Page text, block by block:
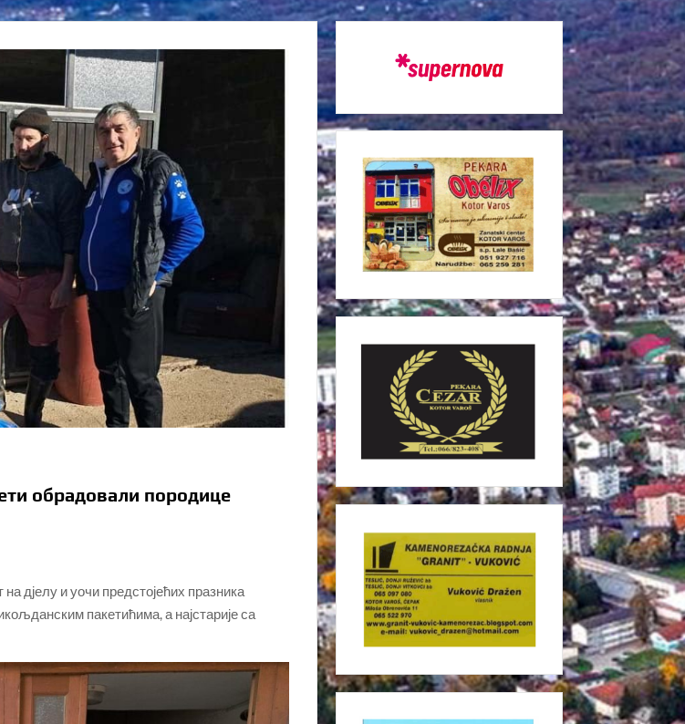
обрадовали породице
дјелу и уочи предстојећих празника
пакетићима, а најстарије са